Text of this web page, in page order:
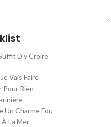
D'y Croire
Vais Faire
Pour Rien
Un Charme Fou
La Mer